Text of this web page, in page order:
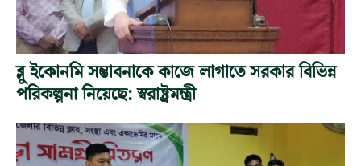
ব্লু ইকোনমি সম্ভাবনাকে কাজে লাগাতে সরকার বিভিন্ন
পরিকল্পনা নিয়েছে: স্বরাষ্ট্রমন্ত্রী